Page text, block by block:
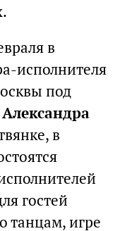
в
исполнителя
под
Александра
в
гостей
танцам, игре